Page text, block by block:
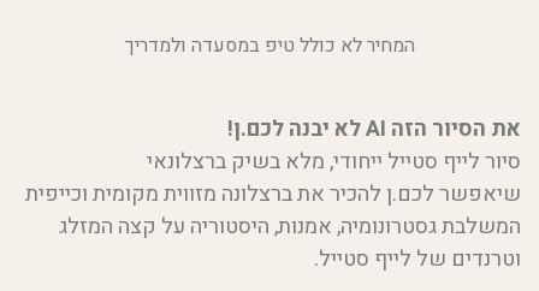
המחיר לא כולל טיפ במסעדה ולמדריך
את הסיור הזה AI לא יבנה לכם.ן!
סיור לייף סטייל ייחודי, מלא בשיק ברצלונאי
שיאפשר לכם.ן להכיר את ברצלונה מזווית מקומית וכייפית
המשלבת גסטרונומיה, אמנות, היסטוריה על קצה המזלג
וטרנדים של לייף סטייל.